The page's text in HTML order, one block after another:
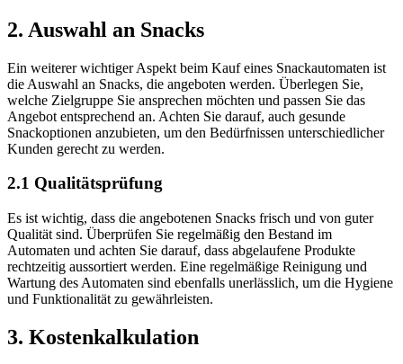
2. Auswahl an Snacks
Ein weiterer wichtiger Aspekt beim Kauf eines Snackautomaten ist
die Auswahl an Snacks, die angeboten werden. Überlegen Sie,
welche Zielgruppe Sie ansprechen möchten und passen Sie das
Angebot entsprechend an. Achten Sie darauf, auch gesunde
Snackoptionen anzubieten, um den Bedürfnissen unterschiedlicher
Kunden gerecht zu werden.
2.1 Qualitätsprüfung
Es ist wichtig, dass die angebotenen Snacks frisch und von guter
Qualität sind. Überprüfen Sie regelmäßig den Bestand im
Automaten und achten Sie darauf, dass abgelaufene Produkte
rechtzeitig aussortiert werden. Eine regelmäßige Reinigung und
Wartung des Automaten sind ebenfalls unerlässlich, um die Hygiene
und Funktionalität zu gewährleisten.
3. Kostenkalkulation